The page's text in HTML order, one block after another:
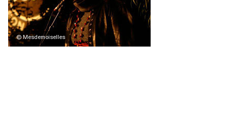
© Mesdemoiselles